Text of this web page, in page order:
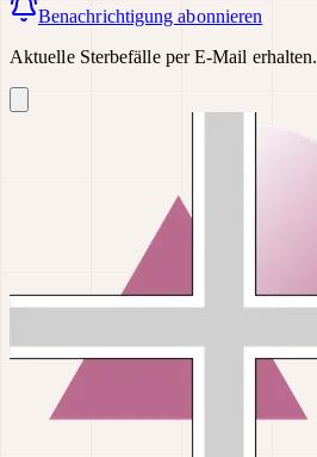
Benachrichtigung abonnieren
Aktuelle Sterbefälle per E-Mail erhalten.